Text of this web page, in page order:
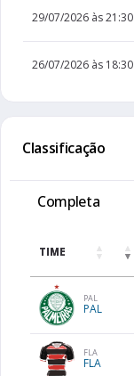
29/07/2026 às 21:30
26/07/2026 às 18:30
Classificação
Completa
TIME
PAL
PAL
FLA
FLA